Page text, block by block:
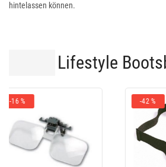
hintelassen können.
Lifestyle